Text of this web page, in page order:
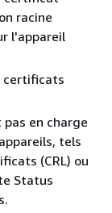
racine
l'appareil
certificats
en charge
tels
(CRL) ou
Status